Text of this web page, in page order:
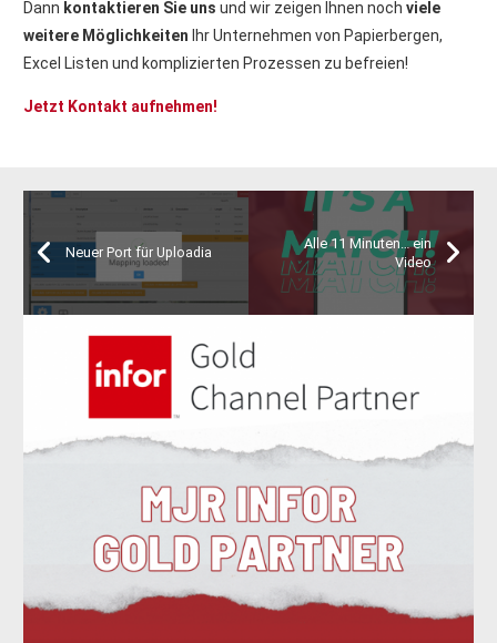
Dann kontaktieren Sie uns und wir zeigen Ihnen noch viele
weitere Möglichkeiten Ihr Unternehmen von Papierbergen,
Excel Listen und komplizierten Prozessen zu befreien!
Jetzt Kontakt aufnehmen!
Neuer Port für Uploadia
Alle 11 Minuten… ein
Video